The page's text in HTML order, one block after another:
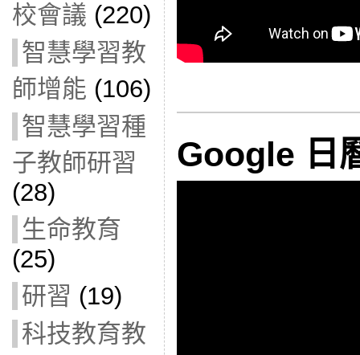
校會議 (220)
智慧學習教
師增能 (106)
智慧學習種
子教師研習
(28)
生命教育
(25)
研習 (19)
科技教育教
Google 日